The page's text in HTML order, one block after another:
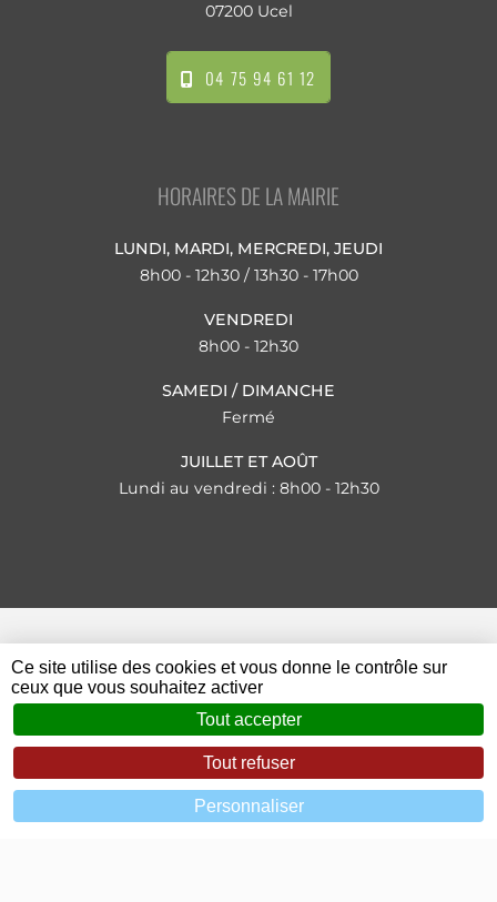
07200 Ucel
04 75 94 61 12
HORAIRES DE LA MAIRIE
LUNDI, MARDI, MERCREDI, JEUDI
8h00 - 12h30 / 13h30 - 17h00
VENDREDI
8h00 - 12h30
SAMEDI / DIMANCHE
Fermé
JUILLET ET AOÛT
Lundi au vendredi : 8h00 - 12h30
© 2023 - 2026 Mairie de Saint-Étienne-de-Fontbellon
Mentions légales
Zéfyxcréation de sites internet à Aubenas en
Ardèche
Ce site utilise des cookies et vous donne le contrôle sur
ceux que vous souhaitez activer
Tout accepter
Tout refuser
Personnaliser